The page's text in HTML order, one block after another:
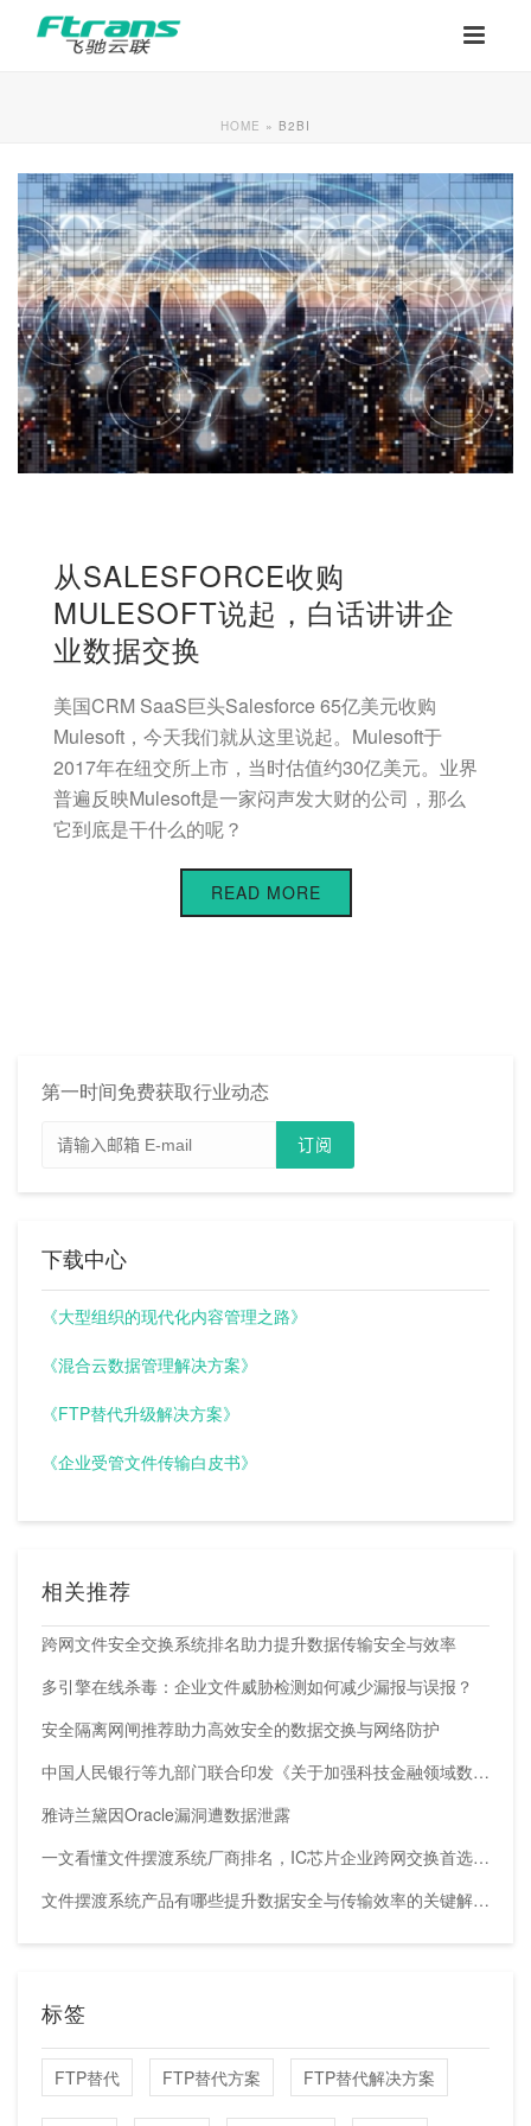
HOME » B2BI
从SALESFORCE收购
MULESOFT说起，白话讲讲企
业数据交换
美国CRM SaaS巨头Salesforce 65亿美元收购
Mulesoft，今天我们就从这里说起。Mulesoft于
2017年在纽交所上市，当时估值约30亿美元。业界
普遍反映Mulesoft是一家闷声发大财的公司，那么
它到底是干什么的呢？
READ MORE
第一时间免费获取行业动态
下载中心
《大型组织的现代化内容管理之路》
《混合云数据管理解决方案》
《FTP替代升级解决方案》
《企业受管文件传输白皮书》
相关推荐
跨网文件安全交换系统排名助力提升数据传输安全与效率
多引擎在线杀毒：企业文件威胁检测如何减少漏报与误报？
安全隔离网闸推荐助力高效安全的数据交换与网络防护
中国人民银行等九部门联合印发《关于加强科技金融领域数据开发利用的通知》
雅诗兰黛因Oracle漏洞遭数据泄露
一文看懂文件摆渡系统厂商排名，IC芯片企业跨网交换首选方案
文件摆渡系统产品有哪些提升数据安全与传输效率的关键解决方案
标签
FTP替代 FTP替代方案 FTP替代解决方案